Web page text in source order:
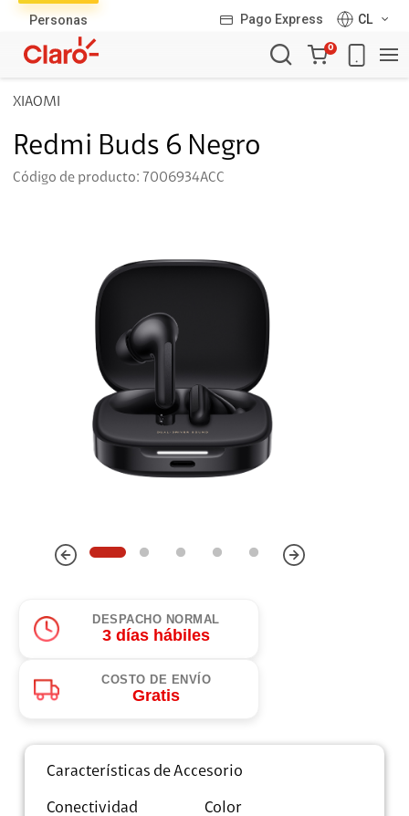
Personas Pago Express
CL
Carro
de
0
XIAOMI
Redmi Buds 6 Negro
Código de producto: 7006934ACC
DESPACHO NORMAL
3 días hábiles
COSTO DE ENVÍO
Gratis
Características de Accesorio
Conectividad Color